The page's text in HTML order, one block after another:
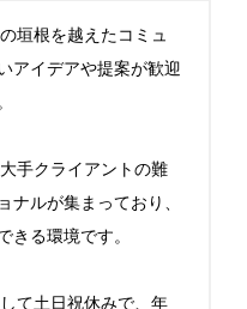
垣根を越えたコミュ
アイデアや提案が歓迎
手クライアントの難
ナルが集まっており、
きる環境です。
て土日祝休みで、年